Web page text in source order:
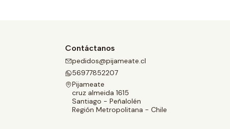
Contáctanos
pedidos@pijameate.cl
56977852207
Pijameate
cruz almeida 1615
Santiago - Peñalolén
Región Metropolitana - Chile